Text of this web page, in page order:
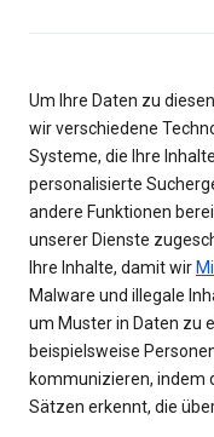
Um Ihre Daten zu
wir verschiedene
Systeme, die Ihre
personalisierte
andere Funktionen
unserer Dienste
Ihre Inhalte, damit wir
Malware und illegale
um Muster in Daten zu
beispielsweise
kommunizieren, indem
Sätzen erkennt, die